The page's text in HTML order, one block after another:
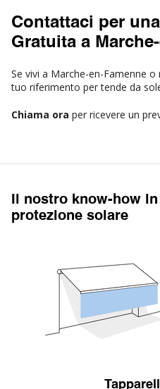
Contattaci per
Gratuita a
Se vivi a Marche-en-Famenne o
tuo riferimento per tende da
Chiama ora per ricevere un
Il nostro know-how in
protezione solare